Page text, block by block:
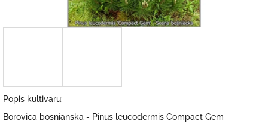
Popis kultivaru:
Borovica bosnianska - Pinus leucodermis Compact Gem